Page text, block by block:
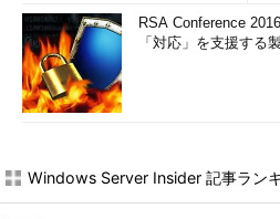
RSA Conference
「対応」を支援する
Windows Server Insider 記事ラン